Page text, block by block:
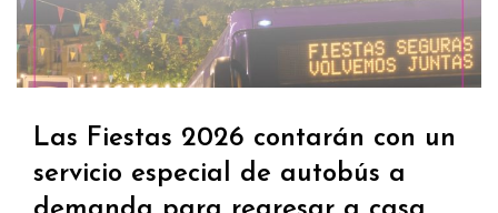
Las Fiestas 2026 contarán con un
servicio especial de autobús a